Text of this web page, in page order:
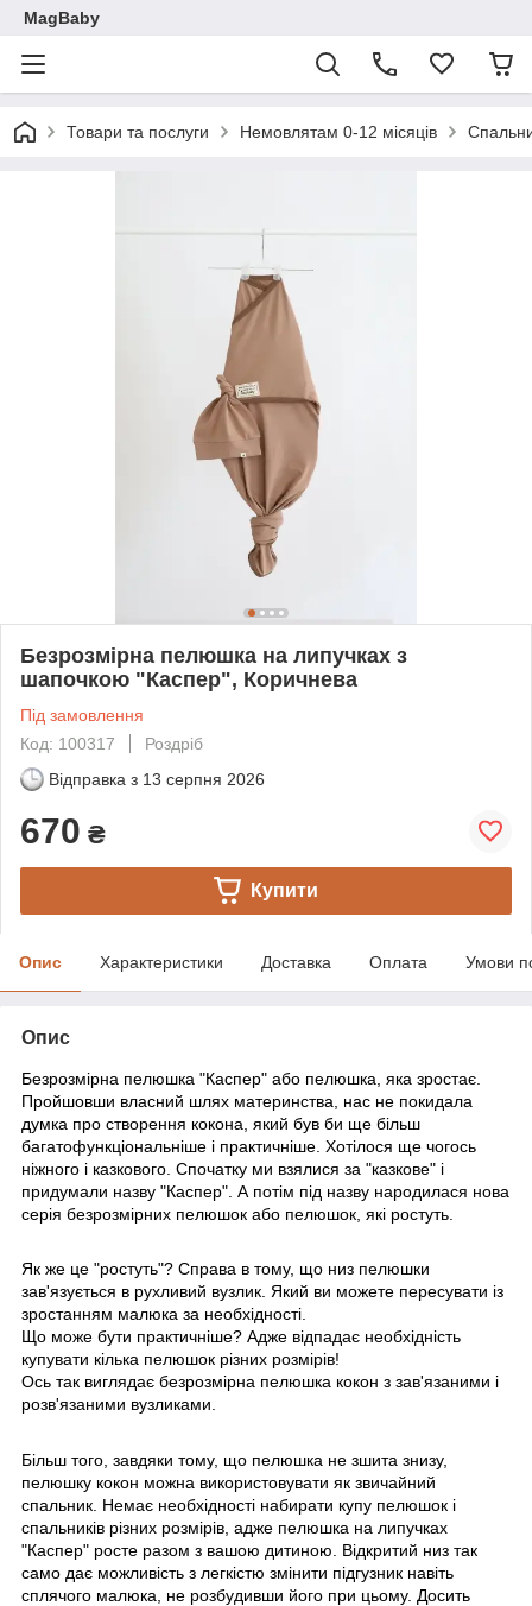
MagBaby
Товари та послуги Немовлятам 0-12 місяців
Безрозмірна пелюшка на липучках з
шапочкою "Каспер", Коричнева
Під замовлення
Код: 100317
Роздріб
Відправка з 13 серпня 2026
670 ₴
Купити
Опис Характеристики Доставка Оплата Умови
Опис
Безрозмірна пелюшка "Каспер" або пелюшка, яка зростає.
Пройшовши власний шлях материнства, нас не покидала
думка про створення кокона, який був би ще більш
багатофункціональніше і практичніше. Хотілося ще чогось
ніжного і казкового. Спочатку ми взялися за "казкове" і
придумали назву "Каспер". А потім під назву народилася нова
серія безрозмірних пелюшок або пелюшок, які ростуть.
Як же це "ростуть"? Справа в тому, що низ пелюшки
зав'язується в рухливий вузлик. Який ви можете пересувати із
зростанням малюка за необхідності.
Що може бути практичніше? Адже відпадає необхідність
купувати кілька пелюшок різних розмірів!
Ось так виглядає безрозмірна пелюшка кокон з зав'язаними і
розв'язаними вузликами.
Більш того, завдяки тому, що пелюшка не зшита знизу,
пелюшку кокон можна використовувати як звичайний
спальник. Немає необхідності набирати купу пелюшок і
спальників різних розмірів, адже пелюшка на липучках
"Каспер" росте разом з вашою дитиною. Відкритий низ так
само дає можливість з легкістю змінити підгузник навіть
сплячого малюка, не розбудивши його при цьому. Досить